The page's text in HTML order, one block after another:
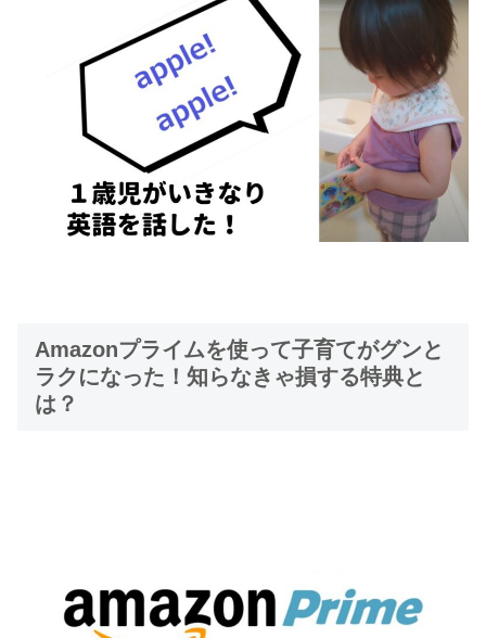
Amazonプライムを使って子育てがグンと
ラクになった！知らなきゃ損する特典と
は？